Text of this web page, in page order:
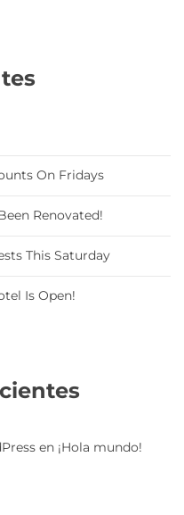
On Fridays
Renovated!
This Saturday
Is Open!
en ¡Hola mundo!